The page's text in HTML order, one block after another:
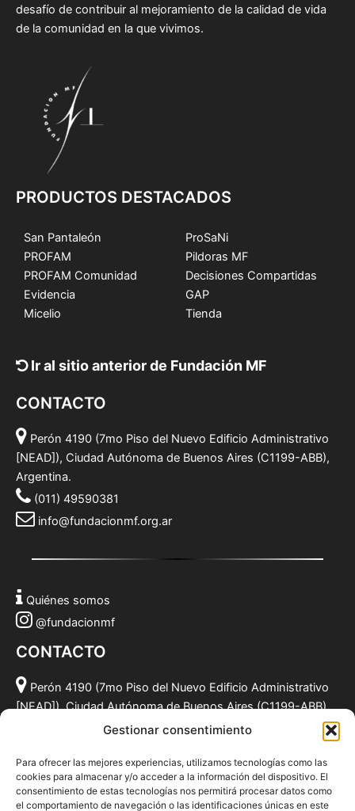
Gestionar consentimiento
Para ofrecer las mejores experiencias, utilizamos tecnologías como las
cookies para almacenar y/o acceder a la información del dispositivo. El
consentimiento de estas tecnologías nos permitirá procesar datos como
el comportamiento de navegación o las identificaciones únicas en este
desafío de contribuir al mejoramiento de la calidad de vida
de la comunidad en la que vivimos.
PRODUCTOS DESTACADOS
San Pantaleón
PROFAM
PROFAM Comunidad
Evidencia
Micelio
ProSaNi
Pildoras MF
Decisiones Compartidas
GAP
Tienda
Ir al sitio anterior de Fundación MF
CONTACTO
Perón 4190 (7mo Piso del Nuevo Edificio Administrativo
[NEAD]), Ciudad Autónoma de Buenos Aires (C1199-ABB),
Argentina.
(011) 49590381
info@fundacionmf.org.ar
Quiénes somos
@fundacionmf
CONTACTO
Perón 4190 (7mo Piso del Nuevo Edificio Administrativo
[NEAD]), Ciudad Autónoma de Buenos Aires (C1199-ABB),
info@fundacionmf.org.ar